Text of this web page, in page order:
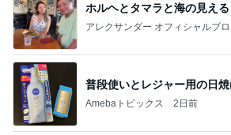
ホルヘとタマラと海の見え
アレクサンダー オフィシャルブ
普段使いとレジャー用の日
Amebaトピックス 2日前